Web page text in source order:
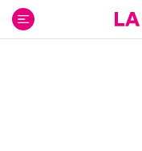
contenido